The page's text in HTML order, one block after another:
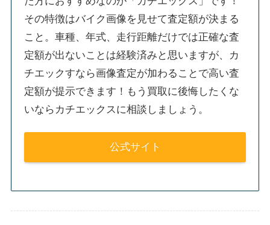
その特徴はバイク画像を見せて査定額が決まる
こと。車種、年式、走行距離だけでは正確な査
定額が出ないことは経験済みと思いますが、カ
チエックすなら画像査定が加わることで高い査
定額が提示できます！もう買取に後悔したくな
いならカチエックスに相談しましょう。
公式サイト